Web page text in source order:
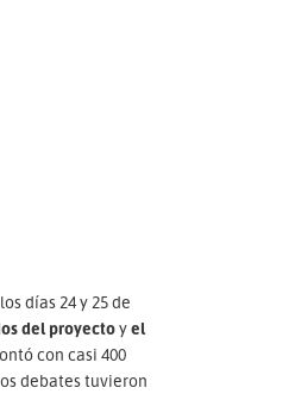
días 24 y 25 de
del proyectoyel
con casi 400
debates tuvieron